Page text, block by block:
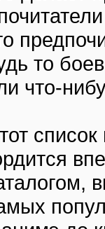
то
что-